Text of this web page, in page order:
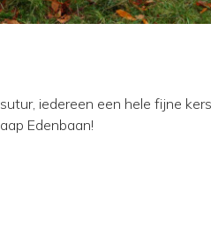
iedereen een hele fijne
Edenbaan!